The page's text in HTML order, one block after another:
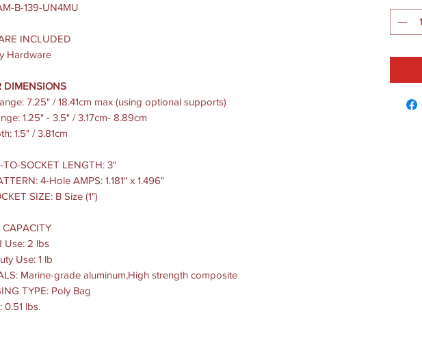
B-139-UN4MU
INCLUDED
Hardware
DIMENSIONS
7.25" / 18.41cm max (using optional supports)
1.25" - 3.5" / 3.17cm- 8.89cm
1.5" / 3.81cm
TO-SOCKET LENGTH: 3"
4-Hole AMPS: 1.181" x 1.496"
SIZE: B Size (1")
Use: 2 lbs
Use: 1 lb
Marine-grade aluminum,High strength composite
TYPE: Poly Bag
0.51 lbs.